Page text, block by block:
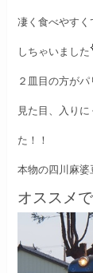
凄く食べやすく
しちゃいました
２皿目の方が
見た目、入り
た！！
本物の四川麻
オススメ